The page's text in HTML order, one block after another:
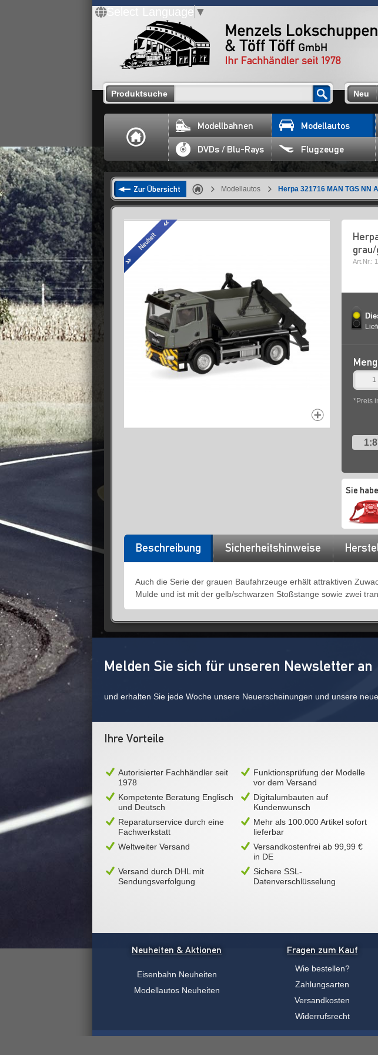
Select Language ▼
Produktsuche Neu
Modellbahnen Modellautos
DVDs / Blu-Rays Flugzeuge
Zur Übersicht Modellautos Herpa 321716 MAN TGS NN
Art.Nr.:
*Preis
Sie
Beschreibung Sicherheitshinweise
Auch die Serie der grauen Baufahrzeuge erhält attraktiven
Mulde und ist mit der gelb/schwarzen Stoßstange sowie zwei
Melden Sie sich für unseren Newsletter an
und erhalten Sie jede Woche unsere Neuerscheinungen und unsere
Ihre Vorteile
Autorisierter Fachhändler seit
1978
Funktionsprüfung der Modelle
vor dem Versand
Kompetente Beratung Englisch
und Deutsch
Digitalumbauten auf
Kundenwunsch
Reparaturservice durch eine
Fachwerkstatt
Mehr als 100.000 Artikel sofort
lieferbar
Weltweiter Versand
Versandkostenfrei ab 99,99 €
in DE
Versand durch DHL mit
Sendungsverfolgung
Sichere SSL-
Datenverschlüsselung
Neuheiten & Aktionen
Eisenbahn Neuheiten
Modellautos Neuheiten
Fragen zum Kauf
Wie bestellen?
Zahlungsarten
Versandkosten
Widerrufsrecht